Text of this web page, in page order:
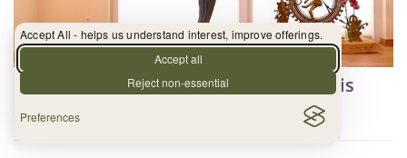
Accept All - helps us understand interest, improve offerings.
Accept all
Reject non-essential
Preferences
"Subtle Strength" - Core & Central Axis
avec Marija Bjekovic.